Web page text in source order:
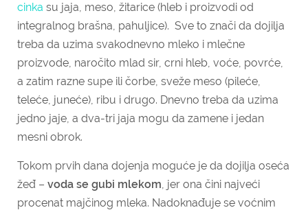
cinka su jaja, meso, žitarice (hleb i proizvodi od
integralnog brašna, pahuljice). Sve to znači da dojilja
treba da uzima svakodnevno mleko i mlečne
proizvode, naročito mlad sir, crni hleb, voće, povrće,
a zatim razne supe ili čorbe, sveže meso (pileće,
teleće, juneće), ribu i drugo. Dnevno treba da uzima
jedno jaje, a dva-tri jaja mogu da zamene i jedan
mesni obrok.
Tokom prvih dana dojenja moguće je da dojilja oseća
žeđ – voda se gubi mlekom, jer ona čini najveći
procenat majčinog mleka. Nadoknađuje se voćnim